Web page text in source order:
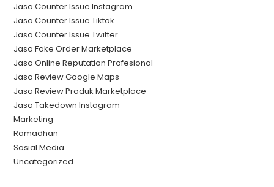
Jasa Counter Issue Instagram
Jasa Counter Issue Tiktok
Jasa Counter Issue Twitter
Jasa Fake Order Marketplace
Jasa Online Reputation Profesional
Jasa Review Google Maps
Jasa Review Produk Marketplace
Jasa Takedown Instagram
Marketing
Ramadhan
Sosial Media
Uncategorized